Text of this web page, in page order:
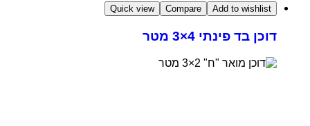
Add to wishlist
Compare
Quick view
דוכן בד פינתי 4×3 מטר